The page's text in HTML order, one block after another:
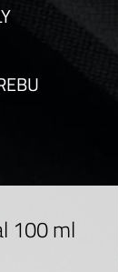
100 ml